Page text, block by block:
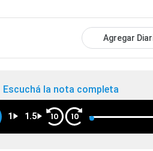
Agregar
Escuchá la nota completa
1 1.5 10 10